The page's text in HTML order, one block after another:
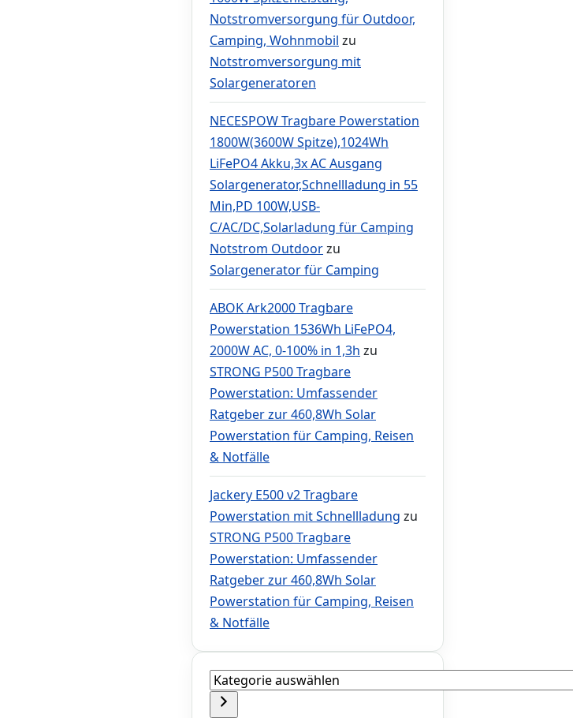
Notstromversorgung für Outdoor,
Camping, Wohnmobil zu
Notstromversorgung mit
Solargeneratoren
NECESPOW Tragbare Powerstation
1800W(3600W Spitze),1024Wh
LiFePO4 Akku,3x AC Ausgang
Solargenerator,Schnellladung in 55
Min,PD 100W,USB-
C/AC/DC,Solarladung für Camping
Notstrom Outdoorzu
Solargenerator für Camping
ABOK Ark2000 Tragbare
Powerstation 1536Wh LiFePO4,
2000W AC, 0-100% in 1,3h zu
STRONG P500 Tragbare
Powerstation: Umfassender
Ratgeber zur 460,8Wh Solar
Powerstation für Camping, Reisen
& Notfälle
Jackery E500 v2 Tragbare
Powerstation mit Schnellladung zu
STRONG P500 Tragbare
Powerstation: Umfassender
Ratgeber zur 460,8Wh Solar
Powerstation für Camping, Reisen
& Notfälle
Kategorie
auswählen